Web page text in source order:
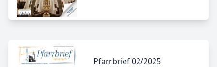
Pfarrbrief 02/2025